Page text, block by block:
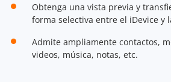
Obtenga una vista previa y
forma selectiva entre el iDevice y
Admite ampliamente contactos,
videos, música, notas, etc.